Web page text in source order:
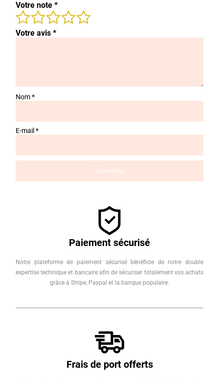
Votre note *
Votre avis *
Nom*
E-mail *
Paiement sécurisé
Notre plateforme de paiement sécurisé bénéficie de notre double
expertise technique et bancaire afin de sécuriser totalement vos achats
grâce à Stripe, Paypal et la banque populaire.
Frais de port offerts